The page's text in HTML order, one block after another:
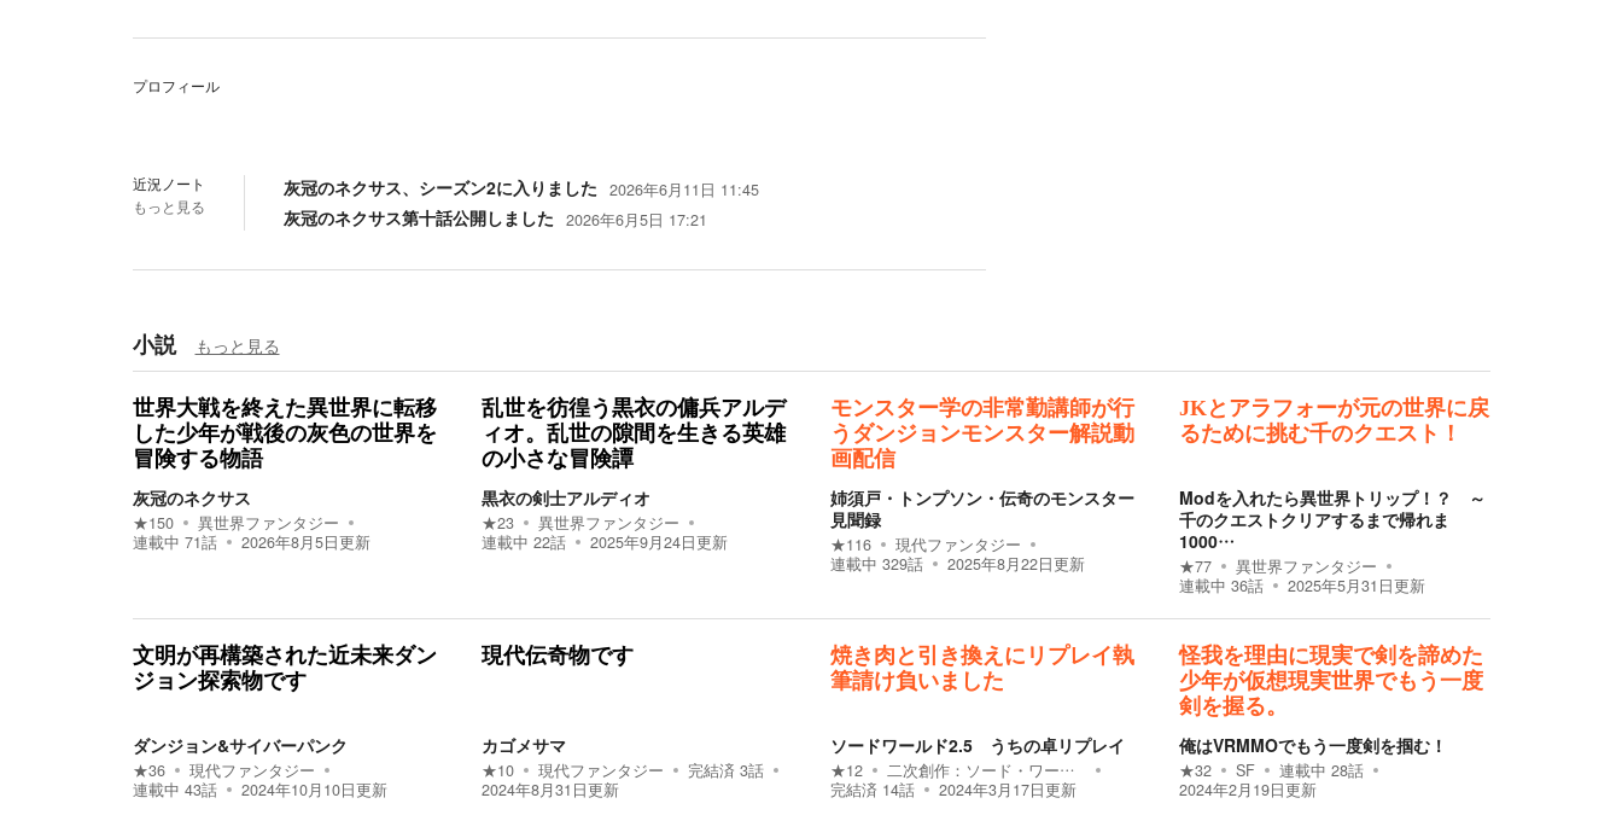
プロフィール
近況ノート
もっと見る
灰冠のネクサス、シーズン2に入りました 2026年6月11日 11:45
灰冠のネクサス第十話公開しました 2026年6月5日 17:21
小説 もっと見る
世界大戦を終えた異世界に転移
した少年が戦後の灰色の世界を
冒険する物語
灰冠のネクサス
★150
異世界ファンタジー
連載中 71話 2026年8月5日更新
乱世を彷徨う黒衣の傭兵アルデ
ィオ。乱世の隙間を生きる英雄
の小さな冒険譚
黒衣の剣士アルディオ
★23
異世界ファンタジー
連載中 22話 2025年9月24日更新
モンスター学の非常勤講師が行
うダンジョンモンスター解説動
画配信
姉須戸・トンプソン・伝奇のモンスター
見聞録
★116
現代ファンタジー
連載中 329話 2025年8月22日更新
JKとアラフォーが元の世界に戻
るために挑む千のクエスト！
Modを入れたら異世界トリップ！？ ～
千のクエストクリアするまで帰れま
1000…
★77
異世界ファンタジー
連載中 36話 2025年5月31日更新
文明が再構築された近未来ダン
ジョン探索物です
ダンジョン&サイバーパンク
★36
現代ファンタジー
連載中 43話 2024年10月10日更新
現代伝奇物です
カゴメサマ
★10 現代ファンタジー 完結済 3話
2024年8月31日更新
焼き肉と引き換えにリプレイ執
筆請け負いました
ソードワールド2.5 うちの卓リプレイ
★12 二次創作：
ソード・ワールド2.5
完結済 14話 2024年3月17日更新
怪我を理由に現実で剣を諦めた
少年が仮想現実世界でもう一度
剣を握る。
俺はVRMMOでもう一度剣を掴む！
★32 SF 連載中 28話
2024年2月19日更新